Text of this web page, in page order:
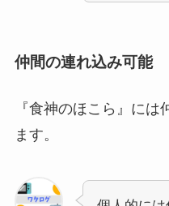
仲間の連れ込み可能
『食神のほこら』には
ます。